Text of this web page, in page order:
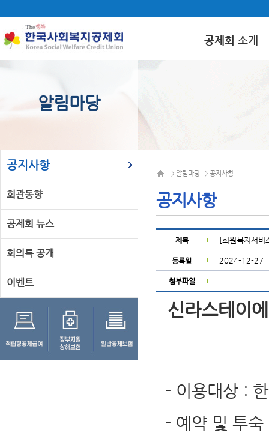
공제회 소개
알림마당
공지사항
회관동향
공제회 뉴스
회의록 공개
이벤트
> 알림마당 > 공지사항
공지사항
제목 [회원복지서비
등록일 2024-12-27
첨부파일
신라스테이
- 이용대상 :
- 예약 및 투